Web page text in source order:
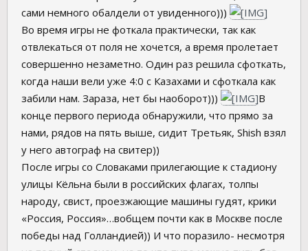
сами немного обалдели от увиденного)))
Во время игры не фоткала практически, так как
отвлекаться от поля не хочется, а время пролетает
совершенно незаметно. Один раз решила сфоткать,
когда наши вели уже 4:0 с Казахами и сфоткала как
забили нам. Зараза, нет бы наоборот)))
В
конце первого периода обнаружили, что прямо за
нами, рядов на пять выше, сидит Третьяк, Shish взял
у него автограф на свитер))
После игры со Словаками прилегающие к стадиону
улицы Кёльна были в российских флагах, толпы
народу, свист, проезжающие машины гудят, крики
«Россия, Россия»…вобщем почти как в Москве после
победы над Голландией)) И что поразило- несмотря